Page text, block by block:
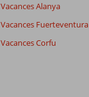
Vacances Alanya
Vacances Fuerteventura
Vacances Corfu